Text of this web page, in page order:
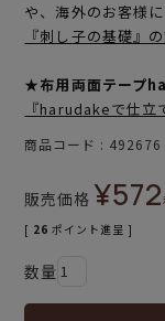
や、海外のお客様に
『刺し子の基礎』
★布用両面テープ
『harudakeで仕立
商品コード 492676
販売価格 ¥572
[ 26 ポイント進呈 ]